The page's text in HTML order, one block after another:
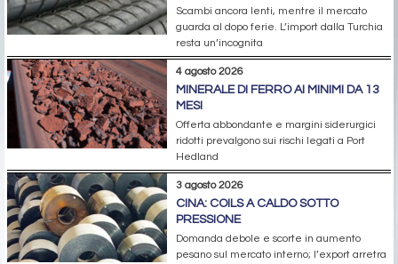
Scambi ancora lenti, mentre il mercato
guarda al dopo ferie. L’import dalla Turchia
resta un’incognita
4 agosto 2026
MINERALE DI FERRO AI MINIMI DA 13
MESI
Offerta abbondante e margini siderurgici
ridotti prevalgono sui rischi legati a Port
Hedland
3 agosto 2026
CINA: COILS A CALDO SOTTO
PRESSIONE
Domanda debole e scorte in aumento
pesano sul mercato interno; l’export arretra